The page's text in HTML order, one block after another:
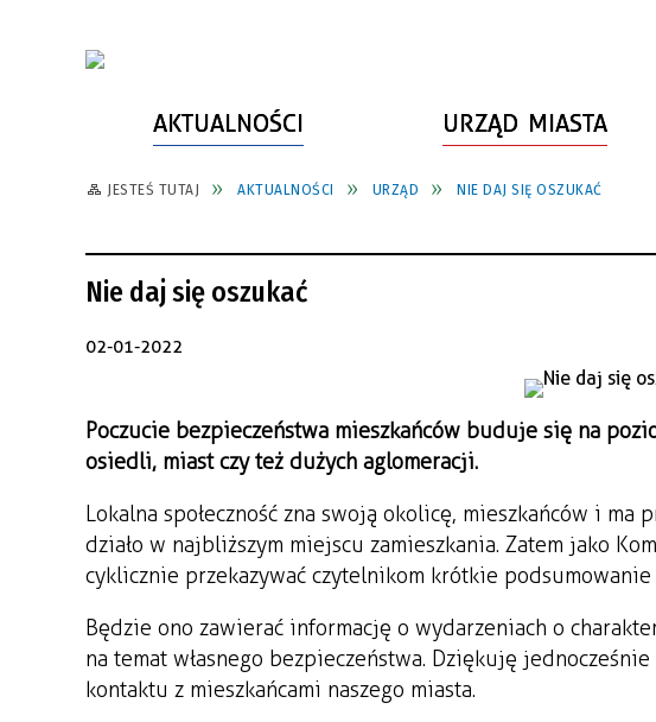
AKTUALNOŚCI URZĄD MIASTA
WŁADZE MIASTA
URZĄD STANU CYWILNEGO
RADA MIEJSKA
STRATEGIE, PLANY, PROGRAMY
INFORMACJE O MIEŚCIE
PARTNERZY, NGO
JEDNOSTKI MIEJSKIE
INWESTYCJE MIEJSKIE
PRZEDSIĘBIORCZOŚCI
WAŻNE TELEFONY
"PSZOW.PL"
SPORT
SZLAKI TURYSTYCZNE
ZABYTKI
ZAŁATW SPRAWĘ
BEZPIECZEŃSTWO
ZWIERZĘTA W GMINIE
INFORMATOR
ZAGOSPODAROWANIE
PRZESTRZENNE
JESTEŚ TUTAJ AKTUALNOŚCI URZĄD NIE DAJ SIĘ OSZUKAĆ
Nie daj się oszukać
02-01-2022
Poczucie bezpieczeństwa mieszkańców buduje się na
osiedli, miast czy też dużych aglomeracji.
Lokalna społeczność zna swoją okolicę, mieszkańców i
działo w najbliższym miejscu zamieszkania. Zatem jako
cyklicznie przekazywać czytelnikom krótkie podsumowanie
Będzie ono zawierać informację o wydarzeniach o
na temat własnego bezpieczeństwa. Dziękuję
kontaktu z mieszkańcami naszego miasta.